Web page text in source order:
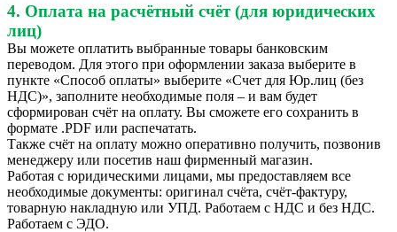
4. Оплата на расчётный счёт (для юридических
лиц)
Вы можете оплатить выбранные товары банковским
переводом. Для этого при оформлении заказа выберите в
пункте «Способ оплаты» выберите «Счет для Юр.лиц (без
НДС)», заполните необходимые поля – и вам будет
сформирован счёт на оплату. Вы сможете его сохранить в
формате .PDF или распечатать.
Также счёт на оплату можно оперативно получить, позвонив
менеджеру или посетив наш фирменный магазин.
Работая с юридическими лицами, мы предоставляем все
необходимые документы: оригинал счёта, счёт-фактуру,
товарную накладную или УПД. Работаем с НДС и без НДС.
Работаем с ЭДО.